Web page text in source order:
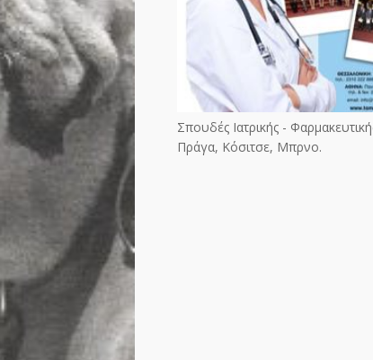
Σπουδές Ιατρικής -
Πράγα, Κόσιτσε, Μπρνο.